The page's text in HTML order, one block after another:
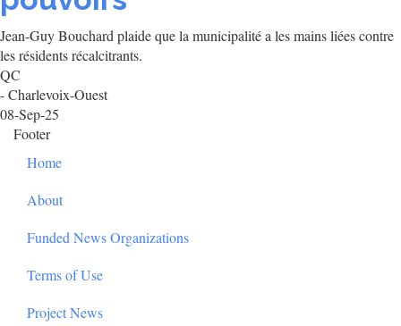
Jean-Guy Bouchard plaide que la municipalité a les mains liées contre
les résidents récalcitrants.
QC
- Charlevoix-Ouest
08-Sep-25
Footer
Home
About
Funded News Organizations
Terms of Use
Project News